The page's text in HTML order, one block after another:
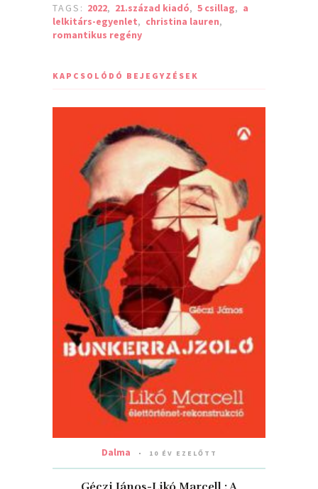
TAGS: 2022, 21.század kiadó, 5 csillag, a
lelkitárs-egyenlet, christina lauren,
romantikus regény
KAPCSOLÓDÓ BEJEGYZÉSEK
Dalma 10 ÉV EZELŐTT